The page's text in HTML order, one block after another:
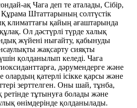
ақ Чага деп те аталады, Сібір,
Штаттарының солтүстік
климаттағы қайың ағаштарында
Ол дәстүрлі түрде халық
жүйені нығайту, қабынуды
жақсарту сияқты
қолданылып келеді. Чага
дәрумендерге және
қатерлі ісікке қарсы және
зерттелген. Оны шай, тұнба,
тұтынуға болады және
өнімдерінде қолданылады.